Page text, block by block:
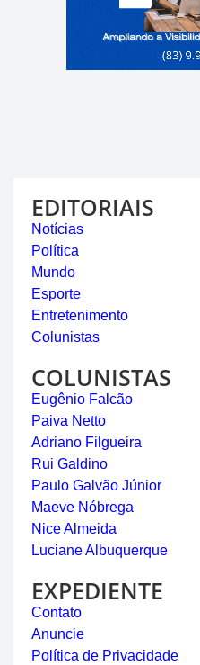
EDITORIAIS
Notícias
Política
Mundo
Esporte
Entretenimento
Colunistas
COLUNISTAS
Eugênio Falcão
Paiva Netto
Adriano Filgueira
Rui Galdino
Paulo Galvão Júnior
Maeve Nóbrega
Nice Almeida
Luciane Albuquerque
EXPEDIENTE
Contato
Anuncie
Política de Privacidade